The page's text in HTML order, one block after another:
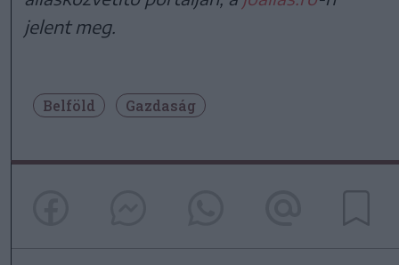
jelent meg.
Belföld Gazdaság